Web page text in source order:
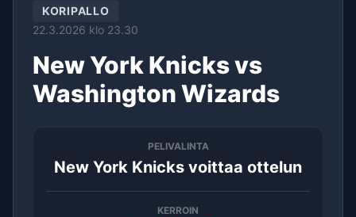
KORIPALLO
22.3.2026 klo 23.30
New York Knicks vs
Washington Wizards
PELIVALINTA
New York Knicks voittaa ottelun
KERROIN